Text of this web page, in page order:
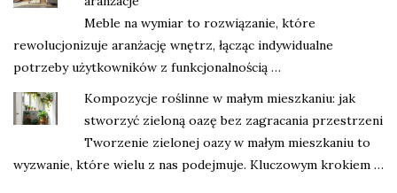
Meble na wymiar to rozwiązanie, które
rewolucjonizuje aranżację wnętrz, łącząc indywidualne
potrzeby użytkowników z funkcjonalnością …
Kompozycje roślinne w małym mieszkaniu: jak
stworzyć zieloną oazę bez zagracania przestrzeni
Tworzenie zielonej oazy w małym mieszkaniu to
wyzwanie, które wielu z nas podejmuje. Kluczowym krokiem …